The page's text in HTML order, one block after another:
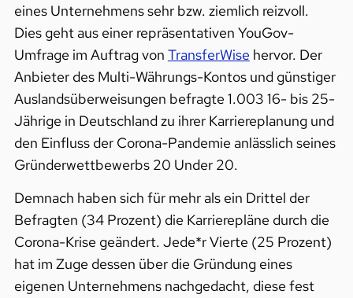
eines Unternehmens sehr bzw. ziemlich reizvoll.
Dies geht aus einer repräsentativen YouGov-
Umfrage im Auftrag von ​ TransferWisehervor. Der
Anbieter des Multi-Währungs-Kontos und günstiger
Auslandsüberweisungen befragte 1.003 16- bis 25-
Jährige in Deutschland zu ihrer Karriereplanung und
den Einfluss der Corona-Pandemie anlässlich seines
Gründerwettbewerbs 20 Under 20.
Demnach haben sich für mehr als ein Drittel der
Befragten (34 Prozent) die Karrierepläne durch die
Corona-Krise geändert. Jede*r Vierte (25 Prozent)
hat im Zuge dessen über die Gründung eines
eigenen Unternehmens nachgedacht, diese fest